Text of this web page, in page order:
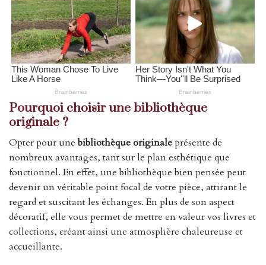
Pourquoi choisir une bibliothèque
originale ?
Opter pour unebibliothèque originaleprésente de
nombreux avantages, tant sur le plan esthétique que
fonctionnel. En effet, une bibliothèque bien pensée peut
devenir un véritable point focal de votre pièce, attirant le
regard et suscitant les échanges. En plus de son aspect
décoratif, elle vous permet de mettre en valeur vos livres et
collections, créant ainsi une atmosphère chaleureuse et
accueillante.